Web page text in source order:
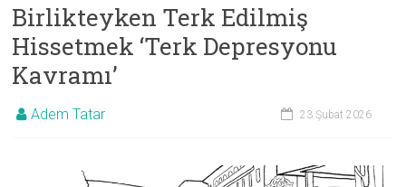
|
Aile
Danışmanlığı
|
Samsun
Birlikteyken Terk Edilmiş
Hissetmek ‘Terk Depresyonu
Kavramı’
Adem Tatar 23 Şubat 2026